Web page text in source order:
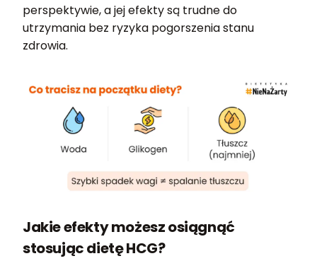
perspektywie, a jej efekty są trudne do
utrzymania bez ryzyka pogorszenia stanu
zdrowia.
Jakie efekty możesz osiągnąć
stosując dietę HCG?